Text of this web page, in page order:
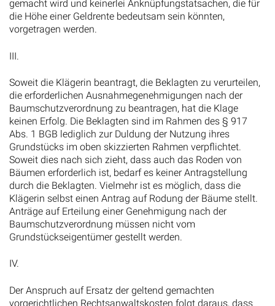
gemacht wird und keinerlei Anknüpfungstatsachen, die für
die Höhe einer Geldrente bedeutsam sein könnten,
vorgetragen werden.
III.
Soweit die Klägerin beantragt, die Beklagten zu verurteilen,
die erforderlichen Ausnahmegenehmigungen nach der
Baumschutzverordnung zu beantragen, hat die Klage
keinen Erfolg. Die Beklagten sind im Rahmen des § 917
Abs. 1 BGB lediglich zur Duldung der Nutzung ihres
Grundstücks im oben skizzierten Rahmen verpflichtet.
Soweit dies nach sich zieht, dass auch das Roden von
Bäumen erforderlich ist, bedarf es keiner Antragstellung
durch die Beklagten. Vielmehr ist es möglich, dass die
Klägerin selbst einen Antrag auf Rodung der Bäume stellt.
Anträge auf Erteilung einer Genehmigung nach der
Baumschutzverordnung müssen nicht vom
Grundstückseigentümer gestellt werden.
IV.
Der Anspruch auf Ersatz der geltend gemachten
vorgerichtlichen Rechtsanwaltskosten folgt daraus, dass